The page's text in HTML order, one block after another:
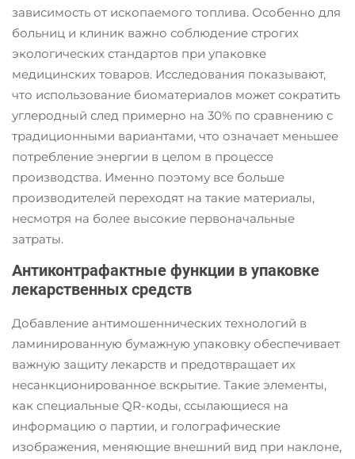
зависимость от ископаемого топлива. Особенно для
больниц и клиник важно соблюдение строгих
экологических стандартов при упаковке
медицинских товаров. Исследования показывают,
что использование биоматериалов может сократить
углеродный след примерно на 30% по сравнению с
традиционными вариантами, что означает меньшее
потребление энергии в целом в процессе
производства. Именно поэтому все больше
производителей переходят на такие материалы,
несмотря на более высокие первоначальные
затраты.
Антиконтрафактные функции в упаковке
лекарственных средств
Добавление антимошеннических технологий в
ламинированную бумажную упаковку обеспечивает
важную защиту лекарств и предотвращает их
несанкционированное вскрытие. Такие элементы,
как специальные QR-коды, ссылающиеся на
информацию о партии, и голографические
изображения, меняющие внешний вид при наклоне,